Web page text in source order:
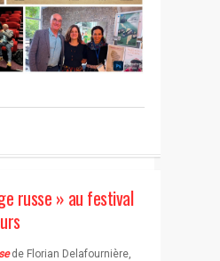
russe » au festival
de Florian Delafournière,